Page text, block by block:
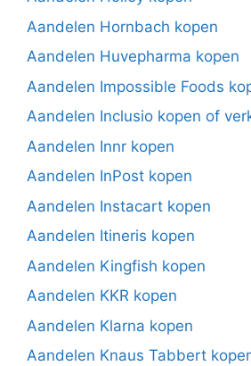
Aandelen Hornbach kopen
Aandelen Huvepharma kopen
Aandelen Impossible Foods
Aandelen Inclusio kopen of
Aandelen Innr kopen
Aandelen InPost kopen
Aandelen Instacart kopen
Aandelen Itineris kopen
Aandelen Kingfish kopen
Aandelen KKR kopen
Aandelen Klarna kopen
Aandelen Knaus Tabbert